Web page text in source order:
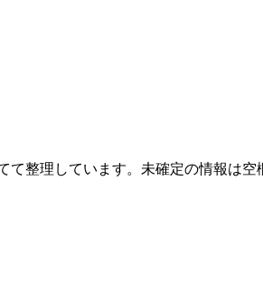
整理しています。未確定の情報は空